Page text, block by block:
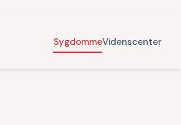
SygdommeVidenscenter